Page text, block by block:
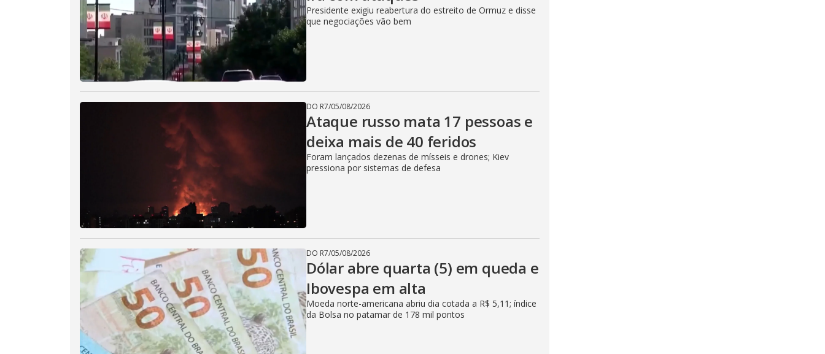
Presidente exigiu reabertura do estreito de Ormuz e disse
que negociações vão bem
DO R7/05/08/2026
Ataque russo mata 17 pessoas e
deixa mais de 40 feridos
Foram lançados dezenas de mísseis e drones; Kiev
pressiona por sistemas de defesa
DO R7/05/08/2026
Dólar abre quarta (5) em queda e
Ibovespa em alta
Moeda norte-americana abriu dia cotada a R$ 5,11; índice
da Bolsa no patamar de 178 mil pontos